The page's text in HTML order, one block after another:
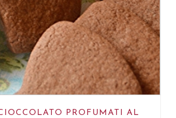
PROFUMATI AL